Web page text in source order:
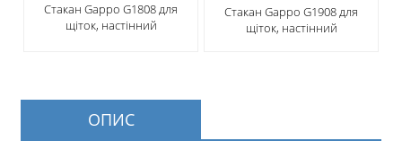
Стакан Gappo G1808 для
щіток, настінний
Стакан Gappo G1908 для
щіток, настінний
ОПИС